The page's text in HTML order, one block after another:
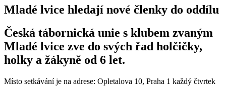
Mladé lvice hledají nové členky do oddílu
Česká tábornická unie s klubem zvaným
Mladé lvice zve do svých řad holčičky,
holky a žákyně od 6 let.
Místo setkávání je na adrese: Opletalova 10, Praha 1 každý čtvrtek